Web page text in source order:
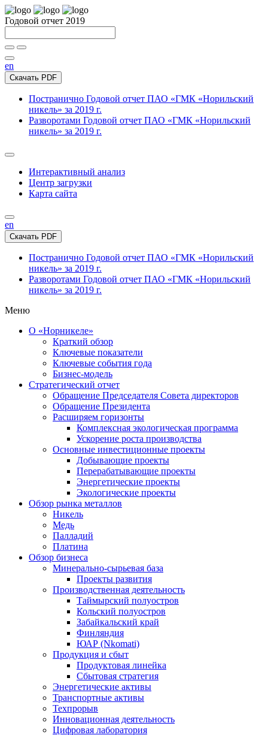
Годовой отчет 2019
en
Скачать PDF
Постранично Годовой отчет ПАО «ГМК «Норильский
никель» за 2019 г.
Разворотами Годовой отчет ПАО «ГМК «Норильский
никель» за 2019 г.
Интерактивный анализ
Центр загрузки
Карта сайта
en
Скачать PDF
Постранично Годовой отчет ПАО «ГМК «Норильский
никель» за 2019 г.
Разворотами Годовой отчет ПАО «ГМК «Норильский
никель» за 2019 г.
Меню
О «Норникеле»
Краткий обзор
Ключевые показатели
Ключевые события года
Бизнес-модель
Стратегический отчет
Обращение Председателя Совета директоров
Обращение Президента
Расширяем горизонты
Комплексная экологическая программа
Ускорение роста производства
Основные инвестиционные проекты
Добывающие проекты
Перерабатывающие проекты
Энергетические проекты
Экологические проекты
Обзор рынка металлов
Никель
Медь
Палладий
Платина
Обзор бизнеса
Минерально-сырьевая база
Проекты развития
Производственная деятельность
Таймырский полуостров
Кольский полуостров
Забайкальский край
Финляндия
ЮАР (Nkomati)
Продукция и сбыт
Продуктовая линейка
Сбытовая стратегия
Энергетические активы
Транспортные активы
Техпрорыв
Инновационная деятельность
Цифровая лаборатория